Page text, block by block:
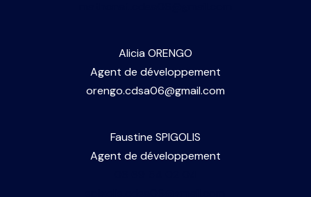
Alicia ORENGO
Agent de développement
orengo.cdsa06@gmail.com
Faustine SPIGOLIS
Agent de développement